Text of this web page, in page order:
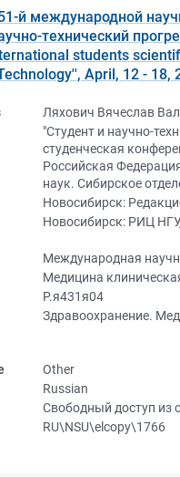
й международной
технический
students
April, 12 -
Ляхович Вячеслав
"Студент и научно-
студенческая
Российская
наук. Сибирское
Новосибирск:
Новосибирск: РИЦ
Международная
Медицина
Р.я431я04
Здравоохранение.
Other
Russian
Свободный доступ из
RU\NSU\elcopy\1766